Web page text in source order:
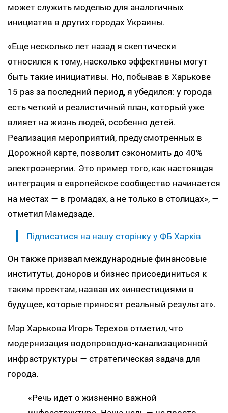
может служить моделью для аналогичных
инициатив в других городах Украины.
«Еще несколько лет назад я скептически
относился к тому, насколько эффективны могут
быть такие инициативы. Но, побывав в Харькове
15 раз за последний период, я убедился: у города
есть четкий и реалистичный план, который уже
влияет на жизнь людей, особенно детей.
Реализация мероприятий, предусмотренных в
Дорожной карте, позволит сэкономить до 40%
электроэнергии. Это пример того, как настоящая
интеграция в европейское сообщество начинается
на местах — в громадах, а не только в столицах», —
отметил Мамедзаде.
Підписатися на нашу сторінку у ФБ Харків
Он также призвал международные финансовые
институты, доноров и бизнес присоединиться к
таким проектам, назвав их «инвестициями в
будущее, которые приносят реальный результат».
Мэр Харькова Игорь Терехов отметил, что
модернизация водопроводно-канализационной
инфраструктуры — стратегическая задача для
города.
«Речь идет о жизненно важной